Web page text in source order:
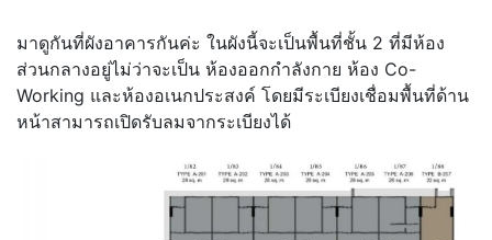
มาดูกันที่ผังอาคารกันค่ะ ในผังนี้จะเป็นพื้นที่ชั้น 2 ที่มีห้อง
ส่วนกลางอยู่ไม่ว่าจะเป็น ห้องออกกำลังกาย ห้อง Co-
Working และห้องอเนกประสงค์ โดยมีระเบียงเชื่อมพื้นที่ด้าน
หน้าสามารถเปิดรับลมจากระเบียงได้